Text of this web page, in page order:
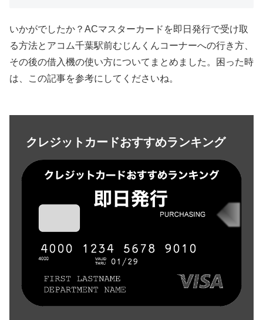
いかがでしたか？ACマスターカードを即日発行で受け取
る方法とアコム千葉駅前むじんくんコーナーへの行き方、
その後の借入機の使い方についてまとめました。困った時
は、この記事を参考にしてくださいね。
クレジットカードおすすめランキング